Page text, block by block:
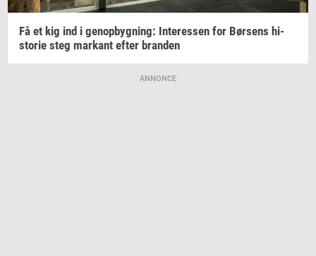
Få et kig ind i genop­byg­ning: In­ter­es­sen for Bør­sens hi­
sto­rie steg mar­kant efter bran­den
ANNONCE